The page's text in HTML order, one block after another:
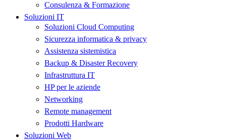
Consulenza & Formazione
Soluzioni IT
Soluzioni Cloud Computing
Sicurezza informatica & privacy
Assistenza sistemistica
Backup & Disaster Recovery
Infrastruttura IT
HP per le aziende
Networking
Remote management
Prodotti Hardware
Soluzioni Web